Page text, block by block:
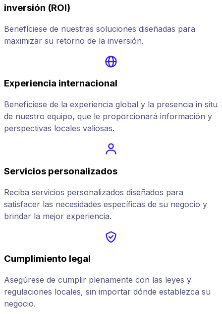
inversión (ROI)
Benefíciese de nuestras soluciones diseñadas para
maximizar su retorno de la inversión.
Experiencia internacional
Benefíciese de la experiencia global y la presencia in situ
de nuestro equipo, que le proporcionará información y
perspectivas locales valiosas.
Servicios personalizados
Reciba servicios personalizados diseñados para
satisfacer las necesidades específicas de su negocio y
brindar la mejor experiencia.
Cumplimiento legal
Asegúrese de cumplir plenamente con las leyes y
regulaciones locales, sin importar dónde establezca su
negocio.